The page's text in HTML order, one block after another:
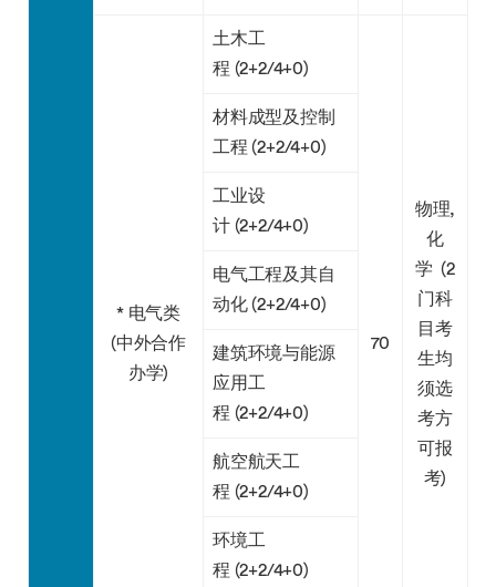
* 电气类
(中外合作
办学)
土木工
程 (2+2/4+0)
70
物理,
化
学 (2
门科
目考
生均
须选
考方
可报
考)
材料成型及控制
工程 (2+2/4+0)
工业设
计 (2+2/4+0)
电气工程及其自
动化 (2+2/4+0)
建筑环境与能源
应用工
程 (2+2/4+0)
航空航天工
程 (2+2/4+0)
环境工
程 (2+2/4+0)